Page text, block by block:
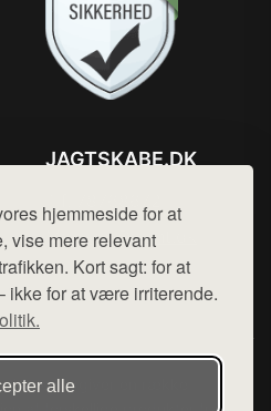
hjemmeside for at
vise mere relevant
Kort sagt: for at
ikke for at være irriterende.
alle
JAGTSKABE.DK
Mail: hej@want.dk
Cookie- og privatlivspolitik
der udgiver en række